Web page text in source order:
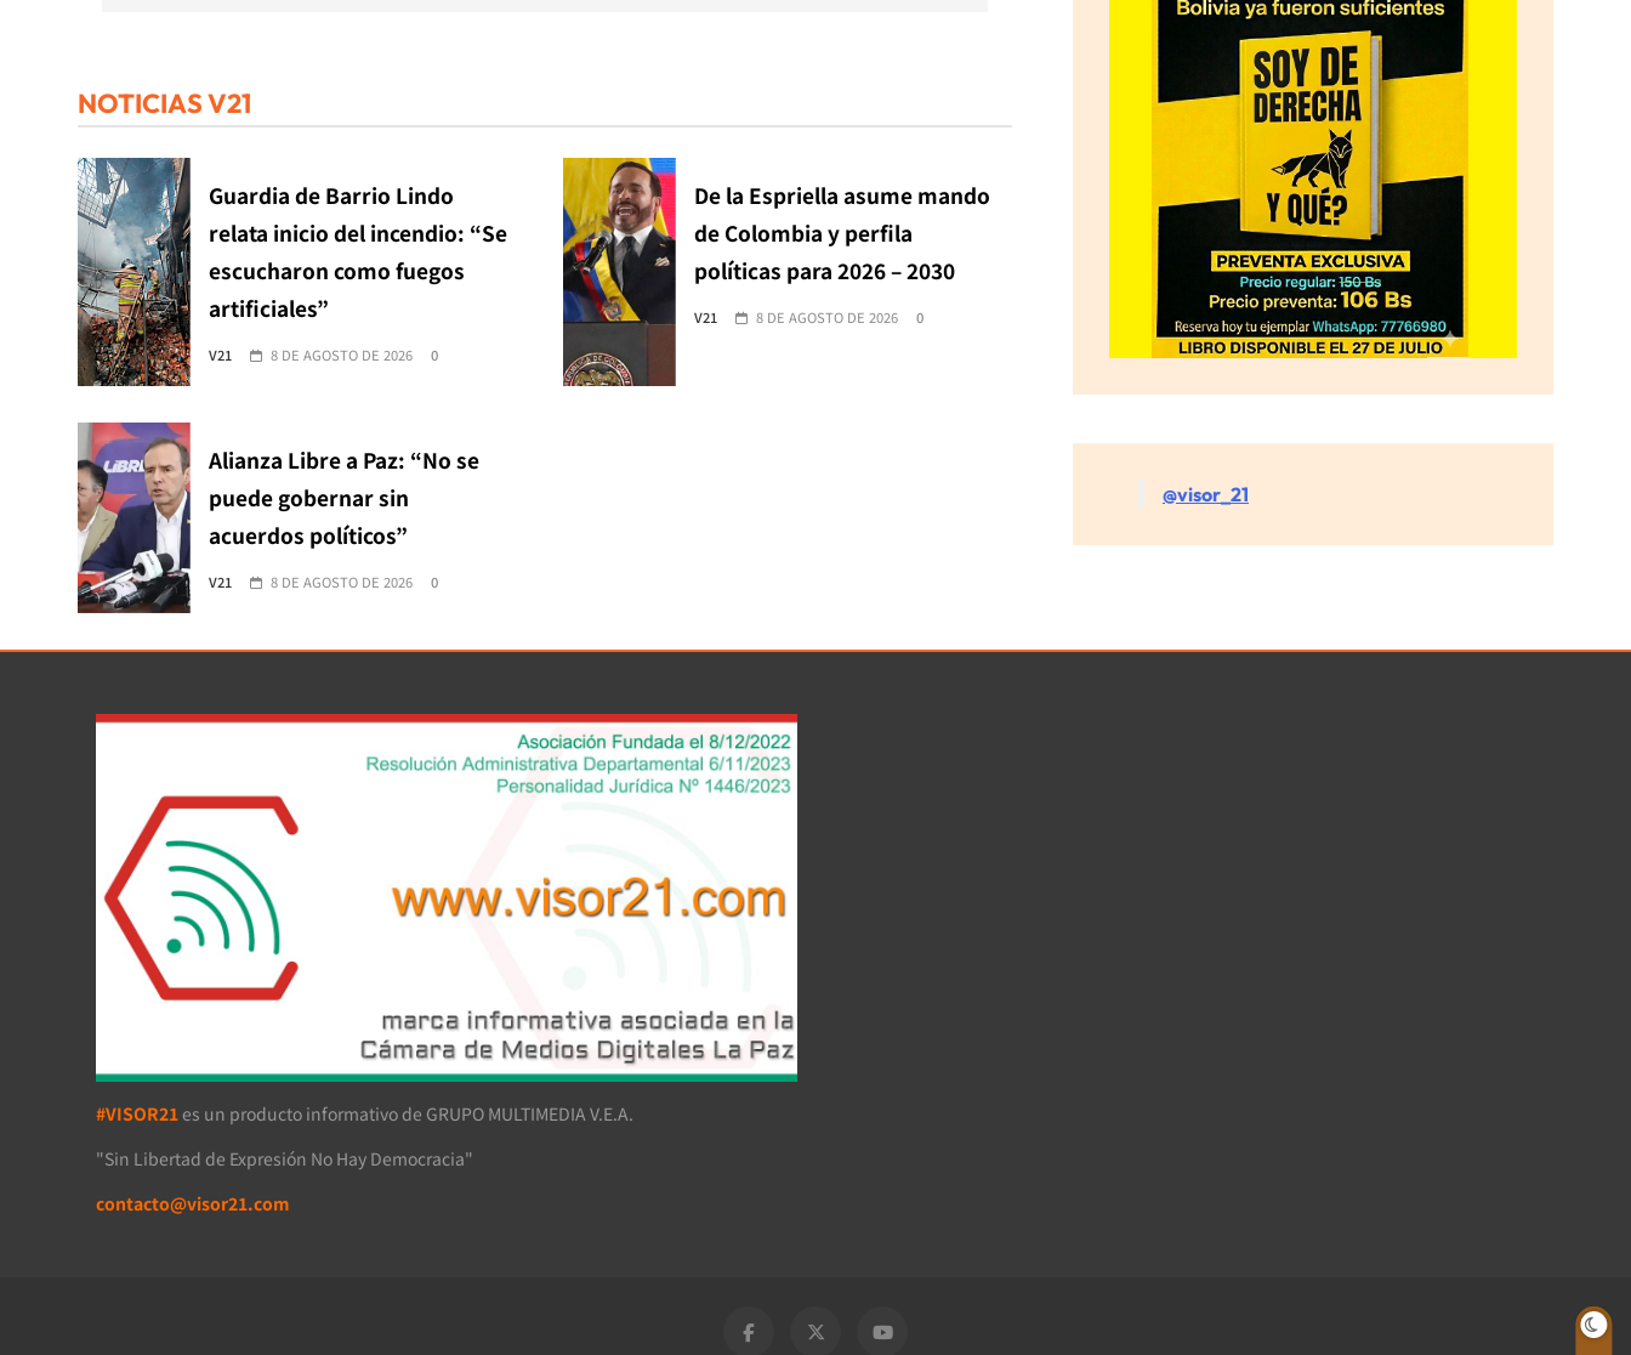
NOTICIAS V21
Guardia de Barrio Lindo
relata inicio del incendio: “Se
escucharon como fuegos
artificiales”
V21 8 DE AGOSTO DE 2026 0
De la Espriella asume mando
de Colombia y perfila
políticas para 2026 – 2030
V21 8 DE AGOSTO DE 2026 0
Alianza Libre a Paz: “No se
puede gobernar sin
acuerdos políticos”
V21 8 DE AGOSTO DE 2026 0
@visor_21
#VISOR21 es un producto informativo de GRUPO MULTIMEDIA V.E.A.
"Sin Libertad de Expresión No Hay Democracia"
contacto@visor21.com